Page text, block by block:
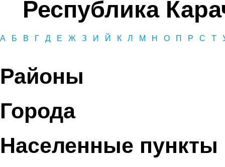
Республика
А Б В Г Д Е Ж З И Й К Л М Н О П Р С Т
Районы
Города
Населенные пункты